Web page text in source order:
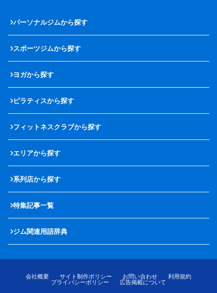
パーソナルジムから探す
スポーツジムから探す
ヨガから探す
ピラティスから探す
フィットネスクラブから探す
エリアから探す
系列店から探す
特集記事一覧
ジム関連用語辞典
会社概要 サイト制作ポリシー お問い合わせ
利用規約
プライバシーポリシー
広告掲載について